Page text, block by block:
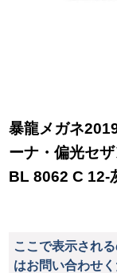
暴龍メガネ
ーナ・偏光セ
BL 8062 C 12-
ここで表示され
はお問い合わせく